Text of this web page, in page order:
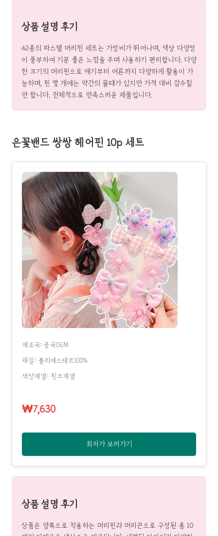
상품 설명 후기
42종의 파스텔 머리핀 세트는 가성비가 뛰어나며, 색상 다양성
이 풍부하여 기분 좋은 느낌을 주며 사용하기 편리합니다. 다양
한 크기의 머리핀으로 애기부터 어른까지 다양하게 활용이 가
능하며, 핀 몇 개에는 약간의 물때가 있지만 가격 대비 감수할
만 합니다. 전체적으로 만족스러운 제품입니다.
은꽃밴드 쌍쌍 헤어핀 10p 세트
제조국: 중국OEM
재질: 폴리에스테르100%
색상계열: 핑크계열
₩7,630
최저가 보러가기
상품 설명 후기
상품은 양쪽으로 착용하는 머리핀과 머리끈으로 구성된 총 10